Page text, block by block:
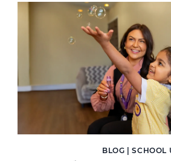
BLOG | SCHOOL